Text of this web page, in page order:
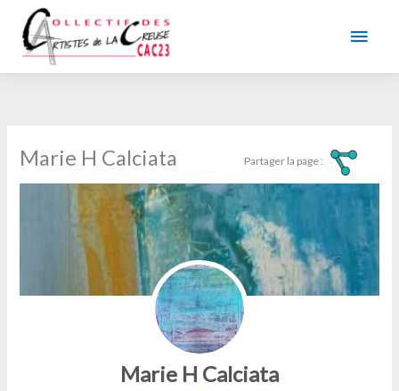
contenu
Marie H Calciata
Marie H Calciata